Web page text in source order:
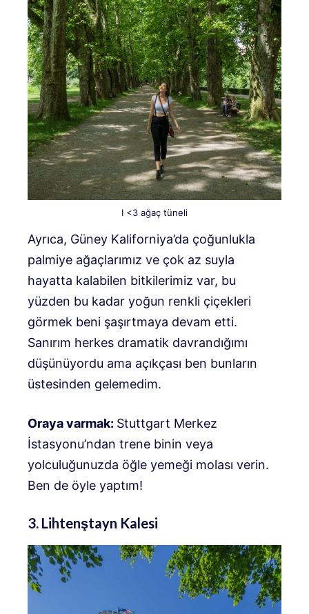
I <3 ağaç tüneli
Ayrıca, Güney Kaliforniya’da çoğunlukla
palmiye ağaçlarımız ve çok az suyla
hayatta kalabilen bitkilerimiz var, bu
yüzden bu kadar yoğun renkli çiçekleri
görmek beni şaşırtmaya devam etti.
Sanırım herkes dramatik davrandığımı
düşünüyordu ama açıkçası ben bunların
üstesinden gelemedim.
Oraya varmak: Stuttgart Merkez
İstasyonu’ndan trene binin veya
yolculuğunuzda öğle yemeği molası verin.
Ben de öyle yaptım!
3. Lihtenştayn Kalesi